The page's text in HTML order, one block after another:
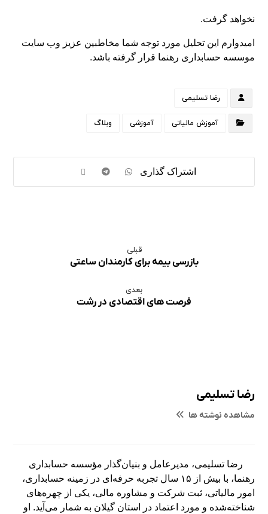
نخواهد گرفت.
امیدوارم این تحلیل مورد توجه شما مخاطبین عزیز وب سایت
موسسه حسابداری رهنما قرار گرفته باشد.
رضا تسلیمی
آموزش مالیاتی آموزشی وبلاگ
قبلی
بازرسی بیمه برای کارمندان ساعتی
بعدی
فرصت‌ های اقتصادی در رشت
رضا تسلیمی
مشاهده نوشته ها
رضا تسلیمی، مدیرعامل و بنیان‌گذار مؤسسه حسابداری
رهنما، با بیش از ۱۵ سال تجربه حرفه‌ای در زمینه حسابداری،
امور مالیاتی، ثبت شرکت و مشاوره مالی، یکی از چهره‌های
شناخته‌شده و مورد اعتماد در استان گیلان به شمار می‌آید. او